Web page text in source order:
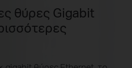
θύρες Gigabit